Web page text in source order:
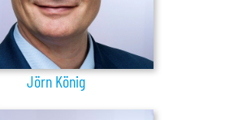
Jörn König